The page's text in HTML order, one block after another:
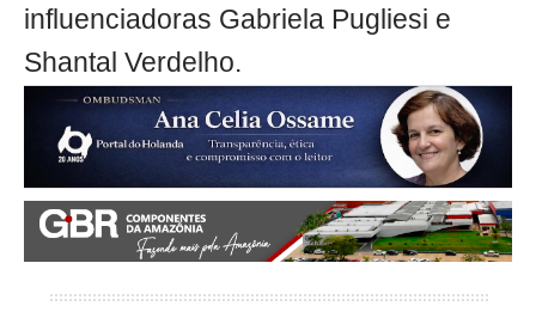
influenciadoras Gabriela Pugliesi e
Shantal Verdelho.